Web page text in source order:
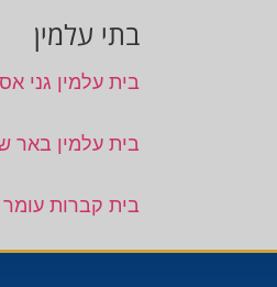
בתי עלמין
בית עלמין גני
בית עלמין באר
בית קברות עומר